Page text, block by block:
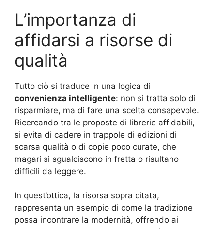
L’importanza di
affidarsi a risorse di
qualità
Tutto ciò si traduce in una logica di
convenienza intelligente: non si tratta solo di
risparmiare, ma di fare una scelta consapevole.
Ricercando tra le proposte di librerie affidabili,
si evita di cadere in trappole di edizioni di
scarsa qualità o di copie poco curate, che
magari si sgualciscono in fretta o risultano
difficili da leggere.
In quest’ottica, la risorsa sopra citata,
rappresenta un esempio di come la tradizione
possa incontrare la modernità, offrendo ai